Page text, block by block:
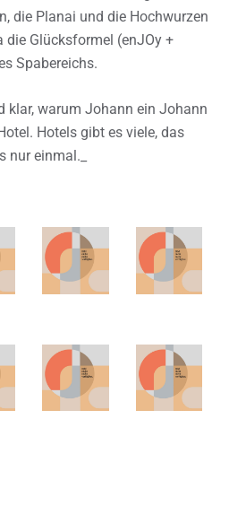
die Planai und die Hochwurzen
die Glücksformel (enJOy +
Spabereichs.
klar, warum Johann ein Johann
Hotels gibt es viele, das
nur einmal._